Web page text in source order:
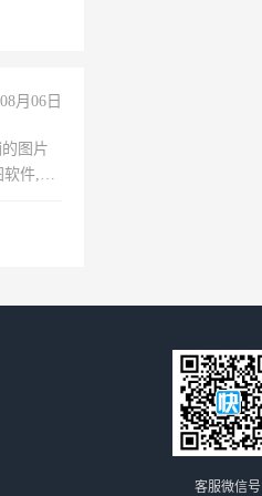
08月06日
图片
软件,工
客服微信号